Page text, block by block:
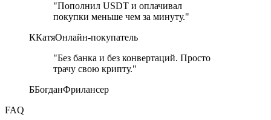
"Пополнил USDT и оплачивал
покупки меньше чем за минуту."
ККатяОнлайн-покупатель
"Без банка и без конвертаций. Просто
трачу свою крипту."
ББогданФрилансер
FAQ